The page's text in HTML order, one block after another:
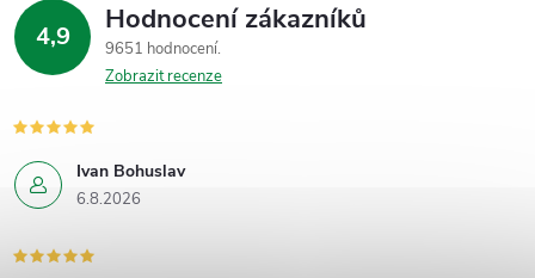
4,9 Hodnocení zákazníků
9651 hodnocení
Zobrazit recenze
Ivan Bohuslav
6.8.2026